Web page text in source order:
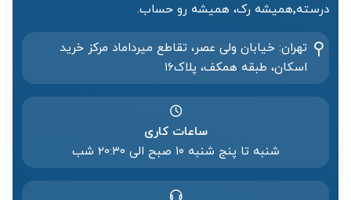
درسته٬همیشه رک، همیشه رو حساب.
تهران: خیابان ولی عصر، تقاطع میرداماد مرکز خرید‌
اسکان، طبقه همکف، پلاک۱۶
ساعات کاری
شنبه تا پنج شنبه ۱۰ صبح الی 20:۳۰ شب